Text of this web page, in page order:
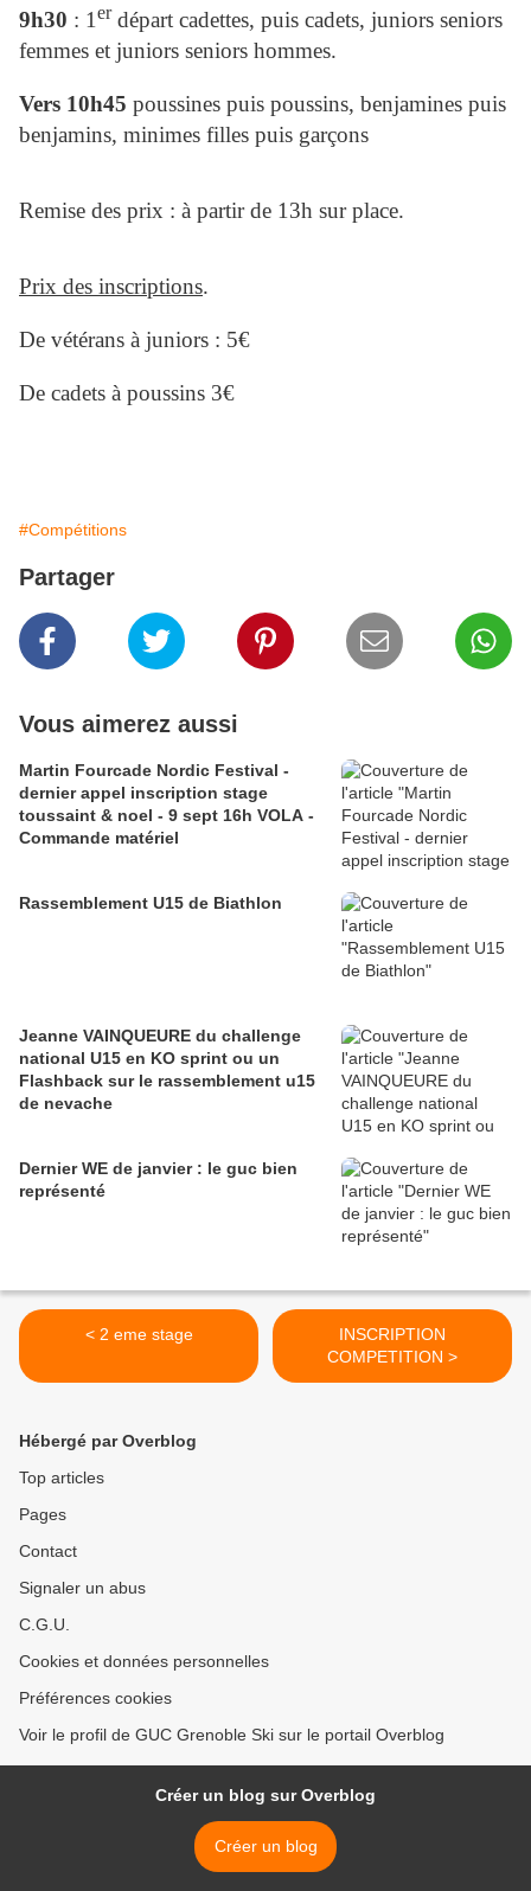
9h30 : 1 erdépart cadettes, puis cadets, juniors seniors
femmes et juniors seniors hommes.
Vers 10h45 poussines puis poussins, benjamines puis
benjamins, minimes filles puis garçons
Remise des prix : à partir de 13h sur place.
Prix des inscriptions.
De vétérans à juniors : 5€
De cadets à poussins 3€
#Compétitions
Partager
Vous aimerez aussi
Martin Fourcade Nordic Festival -
dernier appel inscription stage
toussaint & noel - 9 sept 16h VOLA -
Commande matériel
Rassemblement U15 de Biathlon
Jeanne VAINQUEURE du challenge
national U15 en KO sprint ou un
Flashback sur le rassemblement u15
de nevache
Dernier WE de janvier : le guc bien
représenté
< 2 eme stage
INSCRIPTION
COMPETITION >
Hébergé par Overblog
Top articles
Pages
Contact
Signaler un abus
C.G.U.
Cookies et données personnelles
Préférences cookies
Voir le profil de GUC Grenoble Ski sur le portail Overblog
Créer un blog sur Overblog
Créer un blog